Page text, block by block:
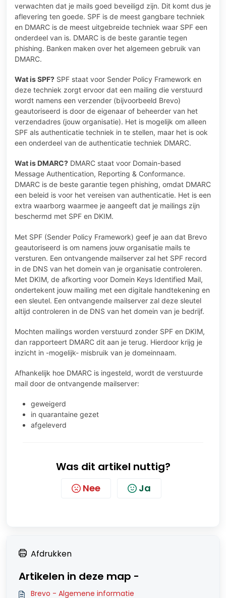
verwachten dat je mails goed beveiligd zijn. Dit komt dus je
aflevering ten goede. SPF is de meest gangbare techniek
en DMARC is de meest uitgebreide techniek waar SPF een
onderdeel van is. DMARC is de beste garantie tegen
phishing. Banken maken over het algemeen gebruik van
DMARC.
Wat is SPF? SPF staat voor Sender Policy Framework en
deze techniek zorgt ervoor dat een mailing die verstuurd
wordt namens een verzender (bijvoorbeeld Brevo)
geautoriseerd is door de eigenaar of beheerder van het
verzendadres (jouw organisatie). Het is mogelijk om alleen
SPF als authenticatie techniek in te stellen, maar het is ook
een onderdeel van de authenticatie techniek DMARC.
Wat is DMARC? DMARC staat voor Domain-based
Message Authentication, Reporting & Conformance.
DMARC is de beste garantie tegen phishing, omdat DMARC
een beleid is voor het vereisen van authenticatie. Het is een
extra waarborg waarmee je aangeeft dat je mailings zijn
beschermd met SPF en DKIM.
Met SPF (Sender Policy Framework) geef je aan dat Brevo
geautoriseerd is om namens jouw organisatie mails te
versturen. Een ontvangende mailserver zal het SPF record
in de DNS van het domein van je organisatie controleren.
Met DKIM, de afkorting voor Domein Keys Identified Mail,
ondertekent jouw mailing met een digitale handtekening en
een sleutel. Een ontvangende mailserver zal deze sleutel
altijd controleren in de DNS van het domein van je bedrijf.
Mochten mailings worden verstuurd zonder SPF en DKIM,
dan rapporteert DMARC dit aan je terug. Hierdoor krijg je
inzicht in -mogelijk- misbruik van je domeinnaam.
Afhankelijk hoe DMARC is ingesteld, wordt de verstuurde
mail door de ontvangende mailserver:
geweigerd
in quarantaine gezet
afgeleverd
Was dit artikel nuttig?
Nee Ja
Afdrukken
Artikelen in deze map -
Brevo - Algemene informatie